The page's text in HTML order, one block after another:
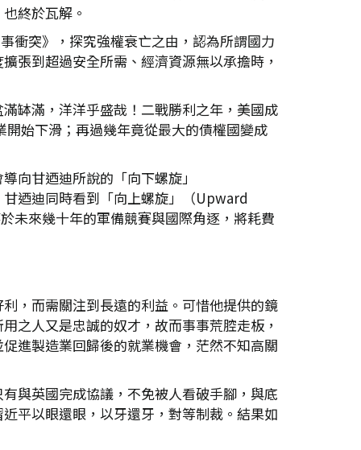
終於瓦解。
衝突》，探究強權衰亡之由，認為所謂國力
張到超過安全所需、經濟資源無以承擔時，
缽滿，洋洋乎盛哉！二戰勝利之年，美國成
始下滑；再過幾年竟從最大的債權國變成
向甘迺迪所說的「向下螺旋」
迺迪同時看到「向上螺旋」（Upward
未來幾十年的軍備競賽與國際角逐，將耗費
，而需關注到長遠的利益。可惜他提供的鏡
之人又是忠誠的奴才，故而事事荒腔走板，
進製造業回歸後的就業機會，茫然不知高關
與英國完成協議，不免被人看破手腳，與底
平以眼還眼，以牙還牙，對等制裁。結果如